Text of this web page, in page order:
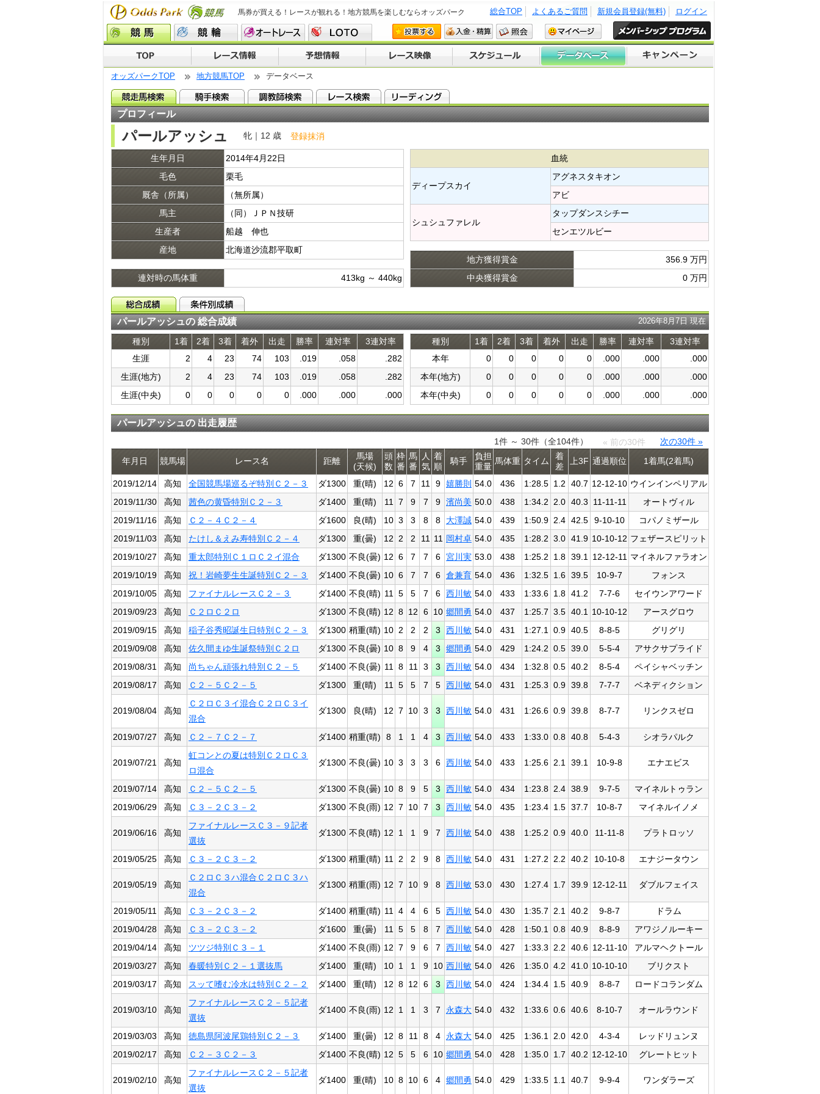
馬券が買える！レースが観れる！地方競馬を楽しむならオッズパーク ログイン
新規会員登録(無料)
よくあるご質問
総合TOP
オッズパークTOP 地方競馬TOP データベース
プロフィール
パールアッシュ 牝｜12 歳 登録抹消
生年月日
2014年4月22日
毛色
栗毛
厩舎（所属）
（無所属）
馬主
（同）ＪＰＮ技研
生産者
船越 伸也
産地
北海道沙流郡平取町
連対時の馬体重 413kg ～ 440kg
血統
ディープスカイ​
アグネスタキオン​
アビ​
シュシュファレル​
タップダンスシチー​
センエツルビー​
地方獲得賞金
356.9 万円
中央獲得賞金
0 万円
パールアッシュの 総合成績 2026年8月7日 現在
種別 1着 2着 3着 着外 出走 勝率 連対率
3連対率
生涯
2 4 23 74 103 .019 .058
.282
生涯(地方)
2 4 23 74 103 .019 .058
.282
生涯(中央)
0 0 0 0 0 .000 .000 .000
種別 1着 2着 3着 着外 出走 勝率 連対率
3連対率
本年
0 0 0 0 0 .000 .000
.000
本年(地方)
0 0 0 0 0 .000 .000
.000
本年(中央)
0 0 0 0 0 .000 .000 .000
パールアッシュの 出走履歴
1件 ～ 30件（全104件） « 前の30件 次の30件 »
年月日 競馬場 レース名 距離
馬場
(天候)
頭
数
枠
番
馬
番
人
気
着
順
騎手
負担
重量
馬体重 タイム
着
差
上3F 通過​順位 1着馬(2着馬)
2019/12/14 高知 全国競馬場巡るぞ特別Ｃ２－３ ダ1300 重(晴) 12 6 7 11 9 嬉勝則 54.0 436 1:28.5 1.2 40.7 12-12-10 ウインインペリアル
2019/11/30
高知 茜色の黄昏特別Ｃ２－３ ダ1400 重(晴) 11 7 9 7 9 濱尚美 50.0 438 1:34.2 2.0 40.3 11-11-11
オートヴィル
2019/11/16
高知 Ｃ２－４Ｃ２－４ ダ1600 良(晴) 10 3 3 8 8 大澤誠 54.0 439 1:50.9 2.4 42.5 9-10-10
コパノミザール
2019/11/03
高知 たけし＆えみ寿特別Ｃ２－４ ダ1300 重(曇) 12 2 2 11 11 岡村卓 54.0 435 1:28.2 3.0 41.9 10-10-12 フェザースピリット
2019/10/27
高知 重太郎特別Ｃ１ロＣ２イ混合 ダ1300 不良(曇) 12 6 7 7 6 宮川実 53.0 438 1:25.2 1.8 39.1 12-12-11 マイネルファラオン
2019/10/19
高知 祝！岩崎夢生生誕特別Ｃ２－３ ダ1400 不良(曇) 10 6 7 7 6 倉兼育 54.0 436 1:32.5 1.6 39.5 10-9-7
フォンス
2019/10/05
高知 ファイナルレースＣ２－３ ダ1400 不良(晴) 11 5 5 7 6 西川敏 54.0 433 1:33.6 1.8 41.2 7-7-6
セイウンアワード
2019/09/23
高知 Ｃ２ロＣ２ロ ダ1300 不良(晴) 12 8 12 6 10 郷間勇 54.0 437 1:25.7 3.5 40.1 10-10-12
アースグロウ
2019/09/15
高知 稲子谷秀昭誕生日特別Ｃ２－３ ダ1300 稍重(晴) 10 2 2 2 3 西川敏 54.0 431 1:27.1 0.9 40.5 8-8-5
グリグリ
2019/09/08
高知 佐久間まゆ生誕祭特別Ｃ２ロ ダ1300 不良(曇) 10 8 9 4 3 郷間勇 54.0 429 1:24.2 0.5 39.0 5-5-4
アサクサプライド
2019/08/31
高知 尚ちゃん頑張れ特別Ｃ２－５ ダ1400 不良(曇) 11 8 11 3 3 西川敏 54.0 434 1:32.8 0.5 40.2 8-5-4
ペイシャベッチン
2019/08/17
高知 Ｃ２－５Ｃ２－５ ダ1300 重(晴) 11 5 5 7 5 西川敏 54.0 431 1:25.3 0.9 39.8 7-7-7 ベネディクション
2019/08/04 高知
Ｃ２ロＣ３イ混合Ｃ２ロＣ３イ
混合
ダ1300 良(晴) 12 7 10 3 3 西川敏 54.0 431 1:26.6 0.9 39.8 8-7-7 リンクスゼロ
2019/07/27 高知 Ｃ２－７Ｃ２－７ ダ1400 稍重(晴) 8 1 1 4 3 西川敏 54.0 433 1:33.0 0.8 40.8 5-4-3 シオラパルク
2019/07/21 高知
虹コンとの夏は特別Ｃ２ロＣ３
ロ混合
ダ1300 不良(曇) 10 3 3 3 6 西川敏 54.0 433 1:25.6 2.1 39.1 10-9-8 エナエビス
2019/07/14 高知 Ｃ２－５Ｃ２－５ ダ1300 不良(曇) 10 8 9 5 3 西川敏 54.0 434 1:23.8 2.4 38.9 9-7-5
マイネルトゥラン
2019/06/29
高知 Ｃ３－２Ｃ３－２ ダ1300 不良(雨) 12 7 10 7 3 西川敏 54.0 435 1:23.4 1.5 37.7 10-8-7 マイネルイノメ
2019/06/16 高知
ファイナルレースＣ３－９記者
選抜
ダ1300 不良(晴) 12 1 1 9 7 西川敏 54.0 438 1:25.2 0.9 40.0 11-11-8 プラトロッソ
2019/05/25 高知 Ｃ３－２Ｃ３－２ ダ1300 稍重(晴) 11 2 2 9 8 西川敏 54.0 431 1:27.2 2.2 40.2 10-10-8 エナジータウン
2019/05/19 高知
Ｃ２ロＣ３ハ混合Ｃ２ロＣ３ハ
混合
ダ1300 稍重(雨) 12 7 10 9 8 西川敏 53.0 430 1:27.4 1.7 39.9 12-12-11 ダブルフェイス
2019/05/11 高知 Ｃ３－２Ｃ３－２ ダ1400 稍重(晴) 11 4 4 6 5 西川敏 54.0 430 1:35.7 2.1 40.2 9-8-7
ドラム
2019/04/28
高知 Ｃ３－２Ｃ３－２ ダ1600 重(曇) 11 5 5 8 7 西川敏 54.0 428 1:50.1 0.8 40.9 8-8-9
アワジノルーキー
2019/04/14
高知 ツツジ特別Ｃ３－１ ダ1400 不良(雨) 12 7 9 6 7 西川敏 54.0 427 1:33.3 2.2 40.6 12-11-10
アルマヘクトール
2019/03/27
高知 春暖特別Ｃ２－１選抜馬 ダ1400 重(晴) 10 1 1 9 10 西川敏 54.0 426 1:35.0 4.2 41.0 10-10-10
ブリクスト
2019/03/17
高知 スッて嗜む冷水は特別Ｃ２－２ ダ1400 重(晴) 12 8 12 6 3 西川敏 54.0 424 1:34.4 1.5 40.9 8-8-7 ロードコランダム
2019/03/10 高知
ファイナルレースＣ２－５記者
選抜
ダ1400 不良(雨) 12 1 1 3 7 永森大 54.0 432 1:33.6 0.6 40.6 8-10-7 オールラウンド
2019/03/03 高知 徳島県阿波尾鶏特別Ｃ２－３ ダ1400 重(曇) 12 8 11 8 4 永森大 54.0 425 1:36.1 2.0 42.0 4-3-4
レッドリュンヌ
2019/02/17
高知 Ｃ２－３Ｃ２－３ ダ1400 不良(晴) 12 5 5 6 10 郷間勇 54.0 428 1:35.0 1.7 40.2 12-12-10 グレートヒット
2019/02/10 高知
ファイナルレースＣ２－５記者
選抜
ダ1400 重(晴) 10 8 10 6 4 郷間勇 54.0 429 1:33.5 1.1 40.7 9-9-4 ワンダラーズ